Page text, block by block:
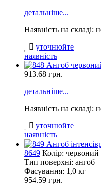
детальніше...
Наявність на складі:
уточнюйте
наявність
913.68 грн.
детальніше...
Наявність на складі:
уточнюйте
наявність
8649 Колір: червоний
Тип поверхні: ангоб
Фасування: 1,0 кг
954.59 грн.